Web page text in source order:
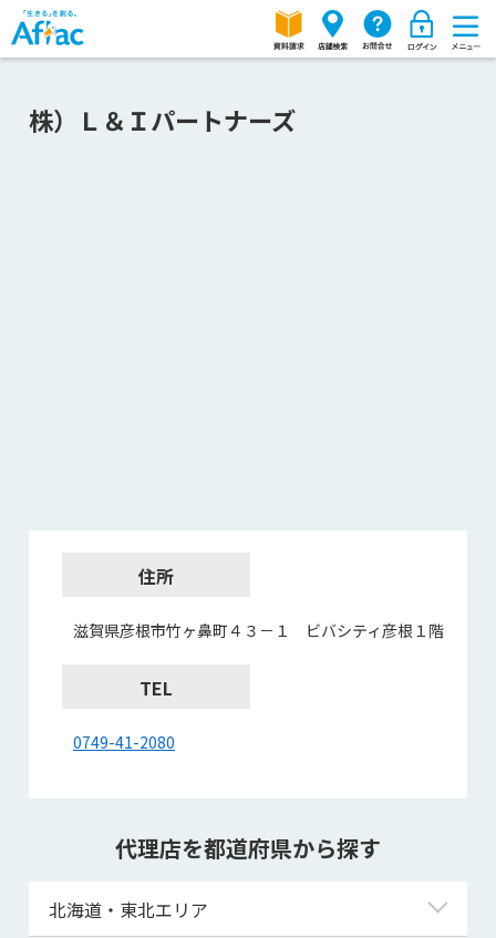
株）Ｌ＆Ｉパートナーズ
住所
滋賀県彦根市竹ヶ鼻町４３－１ ビバシティ彦根１階
TEL
0749-41-2080
代理店を都道府県から探す
北海道・東北エリア